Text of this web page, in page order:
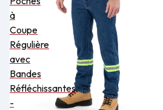
à
Coupe
Régulière
avec
Bandes
Réfléchissantes
-